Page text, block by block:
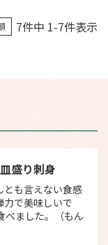
7件中 1-7件表示
盛り刺身
とも言えない食感
力で美味しいで
べました。（もん